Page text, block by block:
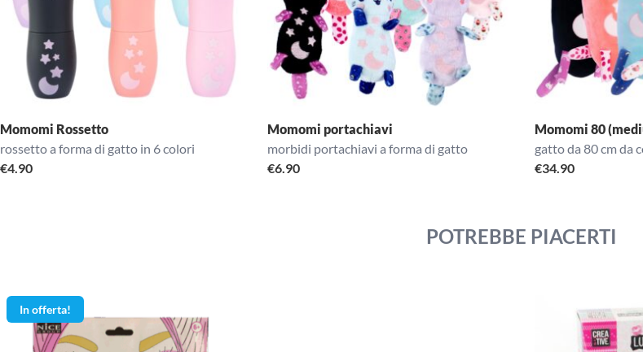
Momomi Rossetto
rossetto a forma di gatto in 6 colori
€4.90
Momomi portachiavi
morbidi portachiavi a forma di gatto
€6.90
Momomi 80
gatto da 80 cm da
€34.90
POTREBBE PIACERTI
In offerta!